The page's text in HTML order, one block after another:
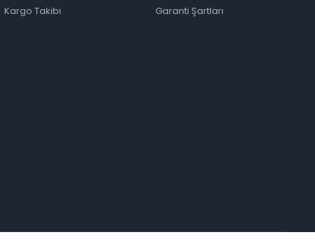
Kargo Takibi
Garanti Şartları